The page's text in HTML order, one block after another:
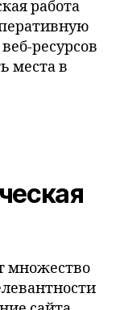
работа
ресурсов
места в
множество